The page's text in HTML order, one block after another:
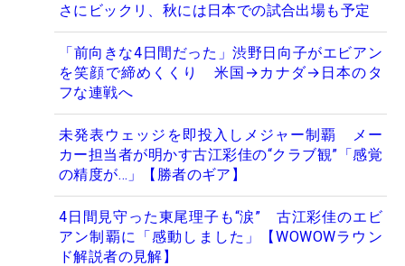
さにビックリ、秋には日本での試合出場も予定
「前向きな4日間だった」渋野日向子がエビアン
を笑顔で締めくくり 米国→カナダ→日本のタ
フな連戦へ
未発表ウェッジを即投入しメジャー制覇 メー
カー担当者が明かす古江彩佳の“クラブ観”「感覚
の精度が…」【勝者のギア】
4日間見守った東尾理子も“涙” 古江彩佳のエビ
アン制覇に「感動しました」【WOWOWラウン
ド解説者の見解】